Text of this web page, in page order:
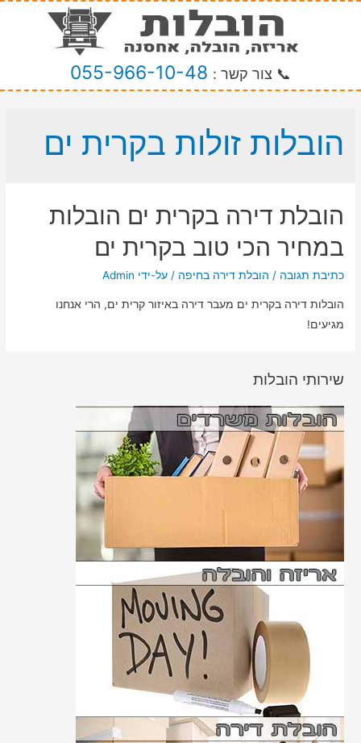
📞 צור קשר : 055-966-10-48
הובלות זולות בקרית ים
הובלת דירה בקרית ים הובלות
במחיר הכי טוב בקרית ים
כתיבת תגובה / הובלת דירה בחיפה / על-ידי Admin
הובלות דירה בקרית ים מעבר דירה באיזור קרית ים, הרי אנחנו
מגיעים!
שירותי הובלות